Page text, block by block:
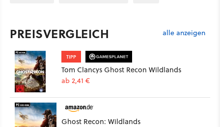
PREISVERGLEICH alle anzeigen
TIPP
Tom Clancys Ghost Recon Wildlands
ab 2,41 €
Ghost Recon: Wildlands